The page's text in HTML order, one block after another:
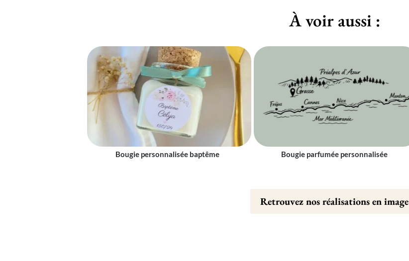
À voir aussi :
Bougie personnalisée baptême Bougie parfumée personnalisée
Retrouvez nos réalisations en image